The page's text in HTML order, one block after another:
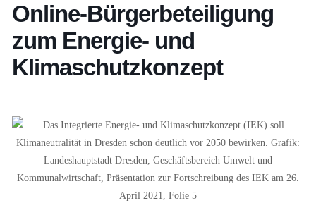
Online-Bürgerbeteiligung
zum Energie- und
Klimaschutzkonzept